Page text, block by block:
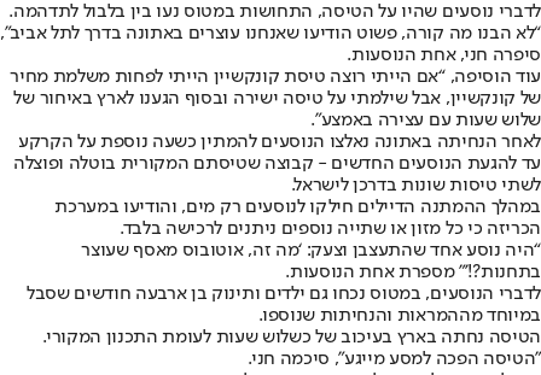
לדברי נוסעים שהיו על הטיסה, התחושות במטוס נעו בין בלבול לתדהמה.
“לא הבנו מה קורה, פשוט הודיעו שאנחנו עוצרים באתונה בדרך לתל אביב",
סיפרה חני, אחת הנוסעות.
עוד הוסיפה, “אם הייתי רוצה טיסת קונקשיין הייתי לפחות משלמת מחיר
של קונקשיין, אבל שילמתי על טיסה ישירה ובסוף הגענו לארץ באיחור של
שלוש שעות עם עצירה באמצע”.
לאחר הנחיתה באתונה נאלצו הנוסעים להמתין כשעה נוספת על הקרקע
עד להגעת הנוסעים החדשים - קבוצה שטיסתם המקורית בוטלה ופוצלה
לשתי טיסות שונות בדרכן לישראל.
במהלך ההמתנה הדיילים חילקו לנוסעים רק מים, והודיעו במערכת
הכריזה כי כל מזון או שתייה נוספים ניתנים לרכישה בלבד.
“היה נוסע אחד שהתעצבן וצעק: ‘מה זה, אוטובוס מאסף שעוצר
בתחנות?!’” מספרת אחת הנוסעות.
לדברי הנוסעים, במטוס נכחו גם ילדים ותינוק בן ארבעה חודשים שסבל
במיוחד מההמראות והנחיתות שנוספו.
הטיסה נחתה בארץ בעיכוב של כשלוש שעות לעומת התכנון המקורי.
"הטיסה הפכה למסע מייגע", סיכמה חני.